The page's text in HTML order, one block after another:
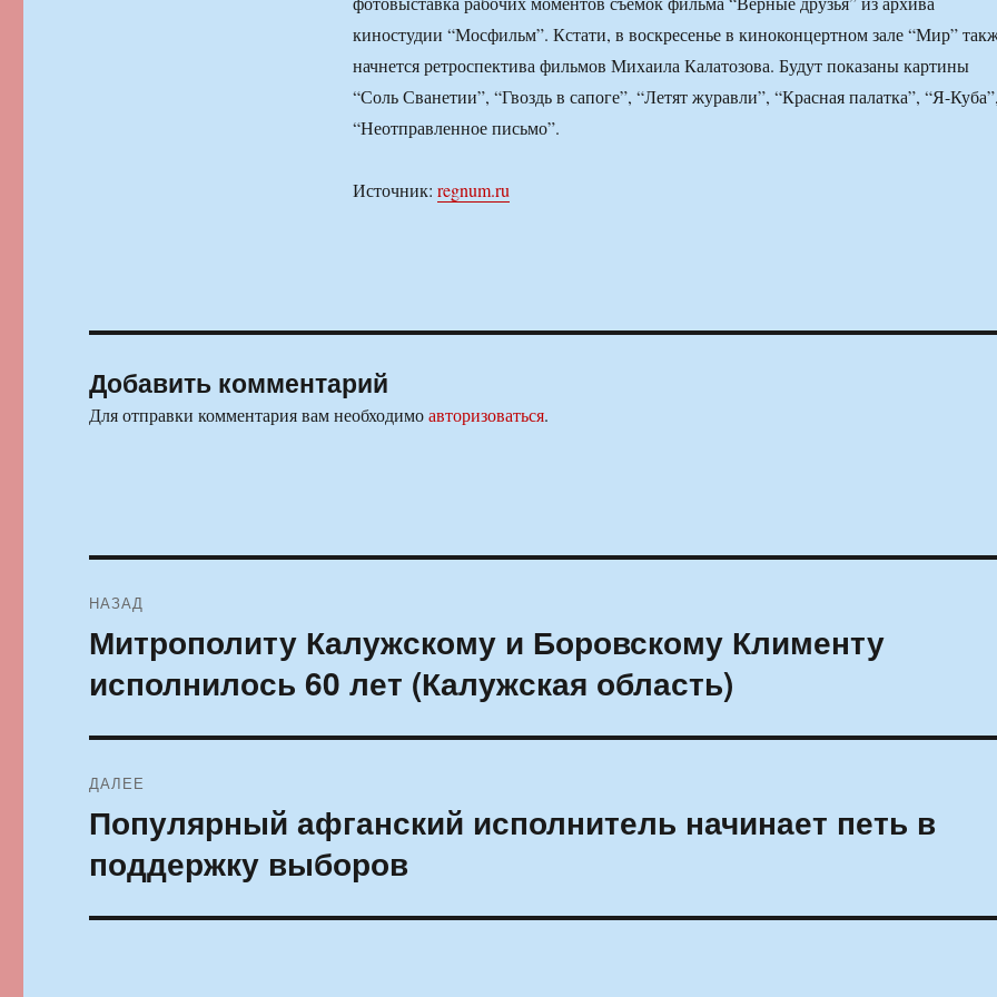
киностудии “Мосфильм”. Кстати, в воскресенье в киноконцертном зале “Мир”
начнется ретроспектива фильмов Михаила Калатозова. Будут показаны картины
“Соль Сванетии”, “Гвоздь в сапоге”, “Летят журавли”, “Красная палатка”, “Я-
“Неотправленное письмо”.
Источник: regnum.ru
Добавить комментарий
Для отправки комментария вам необходимоавторизоваться.
по
записям
НАЗАД
Предыдущая
Митрополиту Калужскому и Боровскому Клименту
исполнилось 60 лет (Калужская область)
ДАЛЕЕ
Следующая
Популярный афганский исполнитель начинает петь в
поддержку выборов